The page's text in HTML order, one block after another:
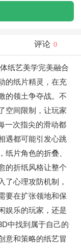
评论 0
纸艺美学完美融合
的纸片精灵，在充
的领土争夺战。不
空间限制，让玩家
一次指尖的滑动都
遇都可能引发心跳
片角色的折叠、
的折纸风格让整个
了心理攻防机制，
要在扩张领地和保
娱乐的玩家，还是
中找到属于自己的
意和策略的纸艺冒